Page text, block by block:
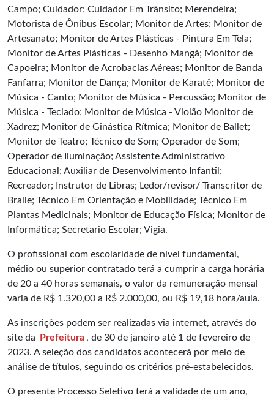
Campo; Cuidador; Cuidador Em Trânsito; Merendeira;
Motorista de Ônibus Escolar; Monitor de Artes; Monitor de
Artesanato; Monitor de Artes Plásticas - Pintura Em Tela;
Monitor de Artes Plásticas - Desenho Mangá; Monitor de
Capoeira; Monitor de Acrobacias Aéreas; Monitor de Banda
Fanfarra; Monitor de Dança; Monitor de Karatê; Monitor de
Música - Canto; Monitor de Música - Percussão; Monitor de
Música - Teclado; Monitor de Música - Violão Monitor de
Xadrez; Monitor de Ginástica Rítmica; Monitor de Ballet;
Monitor de Teatro; Técnico de Som; Operador de Som;
Operador de Iluminação; Assistente Administrativo
Educacional; Auxiliar de Desenvolvimento Infantil;
Recreador; Instrutor de Libras; Ledor/revisor/ Transcritor de
Braile; Técnico Em Orientação e Mobilidade; Técnico Em
Plantas Medicinais; Monitor de Educação Física; Monitor de
Informática; Secretario Escolar; Vigia.
O profissional com escolaridade de nível fundamental,
médio ou superior contratado terá a cumprir a carga horária
de 20 a 40 horas semanais, o valor da remuneração mensal
varia de R$ 1.320,00 a R$ 2.000,00, ou R$ 19,18 hora/aula.
As inscrições podem ser realizadas via internet, através do
site da
Prefeitura , de 30 de janeiro até 1 de fevereiro de
2023. A seleção dos candidatos acontecerá por meio de
análise de títulos, seguindo os critérios pré-estabelecidos.
O presente Processo Seletivo terá a validade de um ano,